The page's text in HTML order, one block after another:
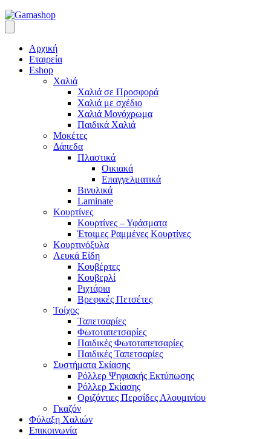
Αρχική
Εταιρεία
Eshop
Χαλιά
Χαλιά σε Προσφορά
Χαλιά με σχέδιο
Χαλιά Μονόχρωμα
Παιδικά Χαλιά
Μοκέτες
Δάπεδα
Πλαστικά
Οικιακά
Επαγγελματικά
Βινυλικά
Laminate
Κουρτίνες
Κουρτίνες – Υφάσματα
Έτοιμες Ραμμένες Κουρτίνες
Κουρτινόξυλα
Λευκά Είδη
Κουβέρτες
Κουβερλί
Ριχτάρια
Βρεφικές Πετσέτες
Τοίχος
Ταπετσαρίες
Φωτοταπετσαρίες
Παιδικές Φωτοταπετσαρίες
Παιδικές Ταπετσαρίες
Συστήματα Σκίασης
Ρόλλερ Ψηφιακής Εκτύπωσης
Ρόλλερ Σκίασης
Οριζόντιες Περσίδες Αλουμινίου
Γκαζόν
Φύλαξη Χαλιών
Επικοινωνία